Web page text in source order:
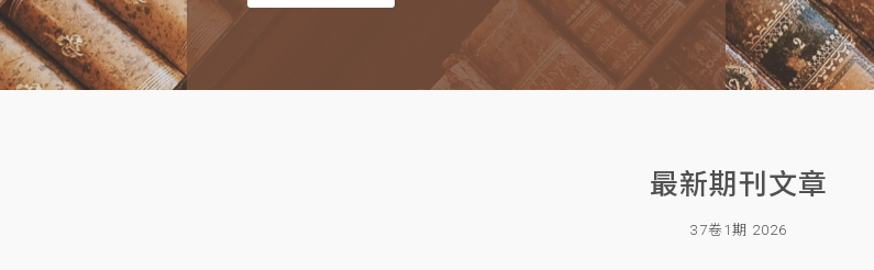
最新期刊文章
37卷1期 2026